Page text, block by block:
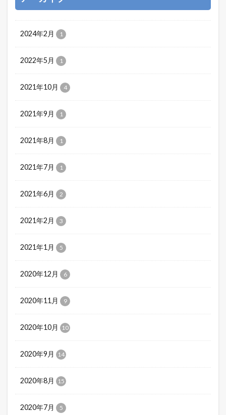
2024年2月 1
2022年5月 1
2021年10月 4
2021年9月 1
2021年8月 1
2021年7月 1
2021年6月 2
2021年2月 3
2021年1月 5
2020年12月 6
2020年11月 9
2020年10月 10
2020年9月 14
2020年8月 15
2020年7月 5